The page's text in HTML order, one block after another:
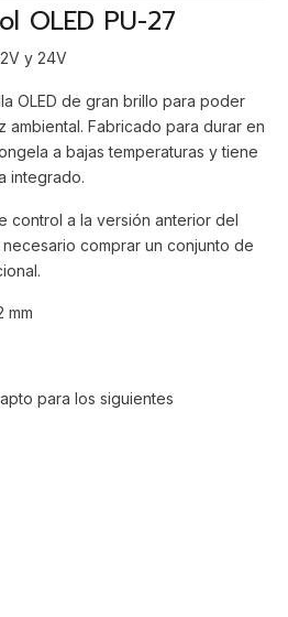
OLED PU-27
y 24V
OLED de gran brillo para poder
ambiental. Fabricado para durar en
a bajas temperaturas y tiene
integrado.
control a la versión anterior del
comprar un conjunto de
mm
para los siguientes